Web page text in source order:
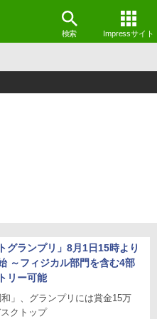
検索 Impressサイト
グランプリ」8月1日15時より
～フィジカル部門を含む4部
リー可能
」、グランプリには賞金15万
クトップ